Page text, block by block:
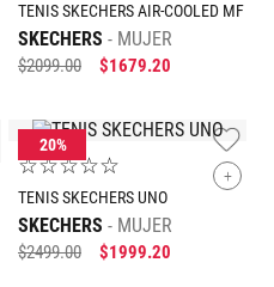
TENIS SKECHERS AIR-COOLED MF
SKECHERS MUJER
$2099.00 $1679.20
+
☆☆☆☆☆
TENIS SKECHERS UNO
SKECHERS MUJER
$2499.00 $1999.20